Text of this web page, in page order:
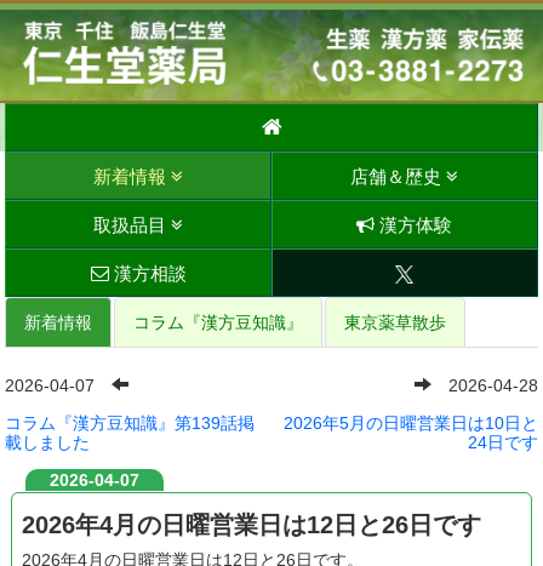
新着情報 店舗＆歴史
取扱品目 漢方体験
漢方相談
新着情報 コラム『漢方豆知識』 東京薬草散歩
2026-04-07
コラム『漢方豆知識』第139話掲
載しました
2026-04-28
2026年5月の日曜営業日は10日と
24日です
2026-04-07
2026年4月の日曜営業日は12日と26日です
2026年4月の日曜営業日は12日と26日です。